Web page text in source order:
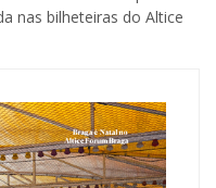
nas bilheteiras do Altice